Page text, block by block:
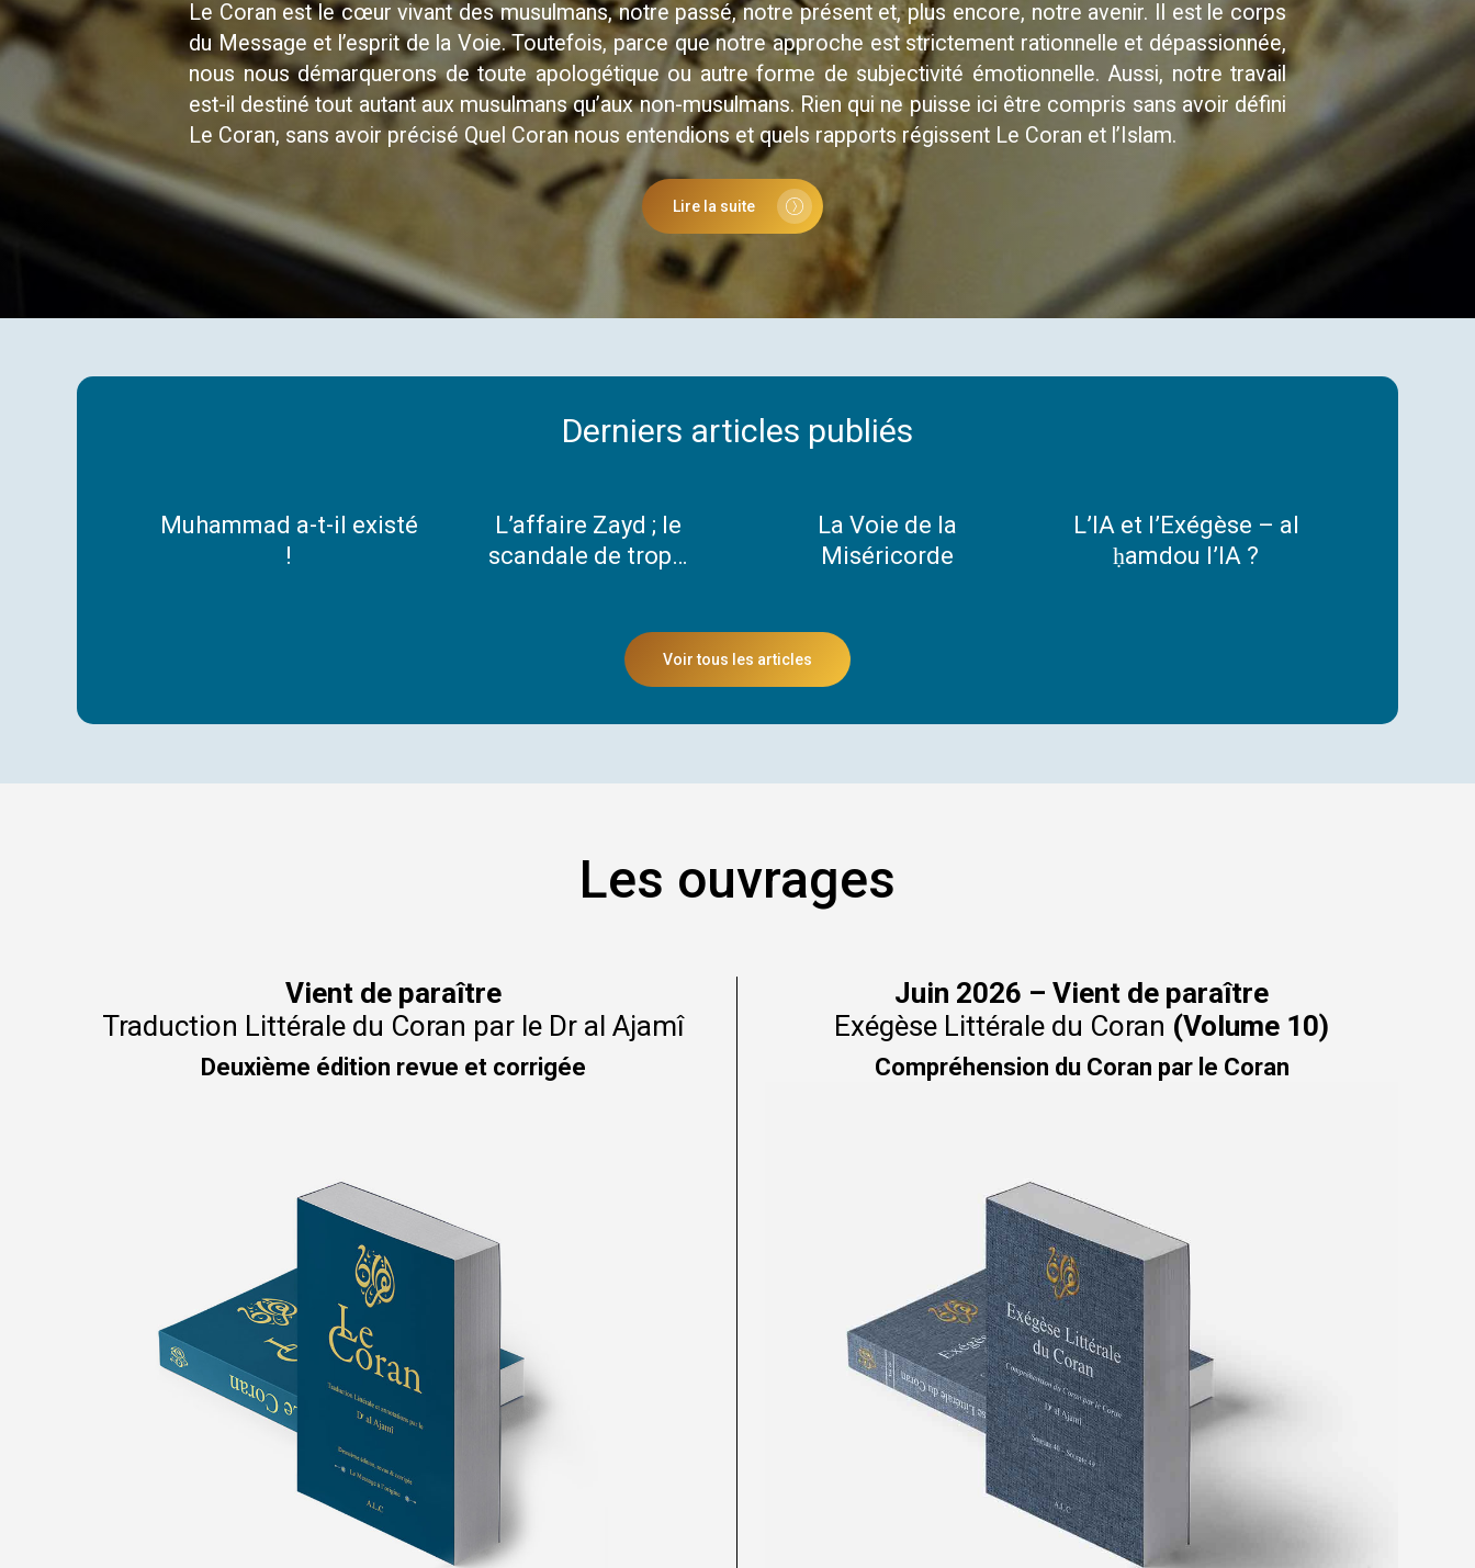
Le Coran est le cœur vivant des musulmans, notre passé, notre présent et, plus encore, notre avenir. Il est le corps
du Message et l’esprit de la Voie. Toutefois, parce que notre approche est strictement rationnelle et dépassionnée,
nous nous démarquerons de toute apologétique ou autre forme de subjectivité émotionnelle. Aussi, notre travail
est-il destiné tout autant aux musulmans qu’aux non-musulmans. Rien qui ne puisse ici être compris sans avoir défini
Le Coran, sans avoir précisé Quel Coran nous entendions et quels rapports régissent Le Coran et l’Islam.
Lire la suite
Derniers articles publiés
a-
t-
Muhammad a-t-il existé
!
Zayd ;
le
trop…
L’affaire Zayd ; le
scandale de trop…
Voie
de
La Voie de la
Miséricorde
et
l’Exégèse
L’IA et l’Exégèse – al
ḥamdou l’IA ?
Voir tous les articles
Les ouvrages
Vient de paraître
Traduction Littérale du Coran par le Dr al Ajamî
Deuxième édition revue et corrigée
Juin 2026 – Vient de paraître
Exégèse Littérale du Coran (Volume 10)
Compréhension du Coran par le Coran